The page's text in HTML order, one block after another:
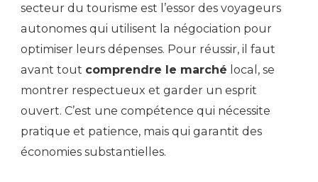
secteur du tourisme est l’essor des voyageurs
autonomes qui utilisent la négociation pour
optimiser leurs dépenses. Pour réussir, il faut
avant tout comprendre le marché local, se
montrer respectueux et garder un esprit
ouvert. C’est une compétence qui nécessite
pratique et patience, mais qui garantit des
économies substantielles.